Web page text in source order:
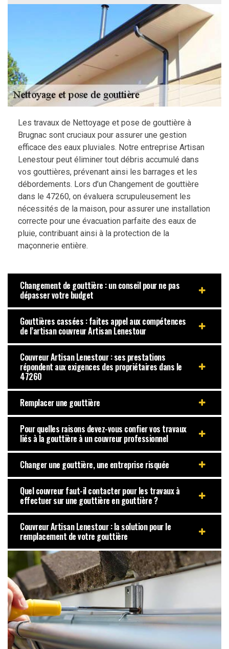
Les travaux de Nettoyage et pose de gouttière à
Brugnac sont cruciaux pour assurer une gestion
efficace des eaux pluviales. Notre entreprise Artisan
Lenestour peut éliminer tout débris accumulé dans
vos gouttières, prévenant ainsi les barrages et les
débordements. Lors d’un Changement de gouttière
dans le 47260, on évaluera scrupuleusement les
nécessités de la maison, pour assurer une installation
correcte pour une évacuation parfaite des eaux de
pluie, contribuant ainsi à la protection de la
maçonnerie entière.
Changement de gouttière : un conseil pour ne pas
dépasser votre budget
Gouttières cassées : faites appel aux compétences
de l’artisan couvreur Artisan Lenestour
Couvreur Artisan Lenestour : ses prestations
répondent aux exigences des propriétaires dans le
47260
Remplacer une gouttière
Pour quelles raisons devez-vous confier vos travaux
liés à la gouttière à un couvreur professionnel
Changer une gouttière, une entreprise risquée
Quel couvreur faut-il contacter pour les travaux à
effectuer sur une gouttière en gouttière ?
Couvreur Artisan Lenestour : la solution pour le
remplacement de votre gouttière